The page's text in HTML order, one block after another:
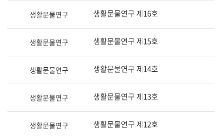
생활문물연구 생활문물연구 제16호
생활문물연구 생활문물연구 제15호
생활문물연구 생활문물연구 제14호
생활문물연구 생활문물연구 제13호
생활문물연구 생활문물연구 제12호